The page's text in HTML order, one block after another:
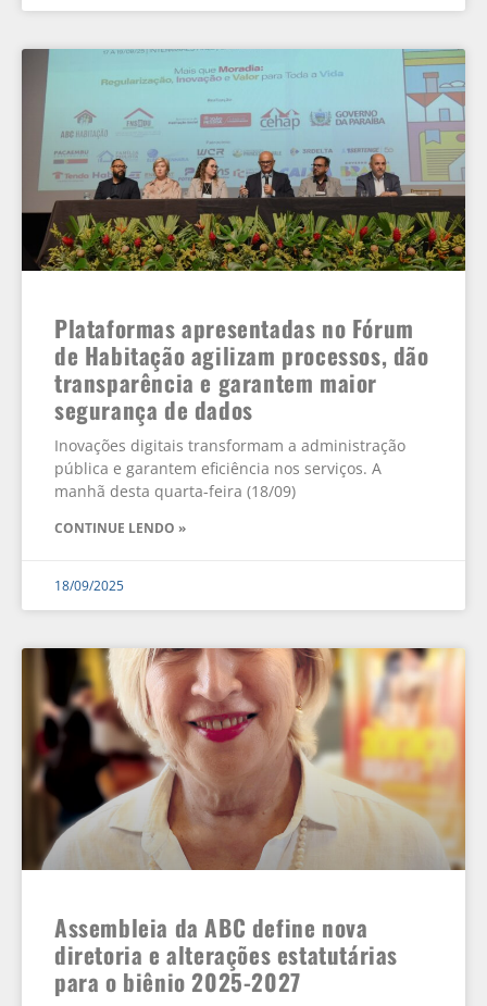
Plataformas apresentadas no Fórum
de Habitação agilizam processos, dão
transparência e garantem maior
segurança de dados
Inovações digitais transformam a administração
pública e garantem eficiência nos serviços. A
manhã desta quarta-feira (18/09)
CONTINUE LENDO »
18/09/2025
Assembleia da ABC define nova
diretoria e alterações estatutárias
para o biênio 2025-2027